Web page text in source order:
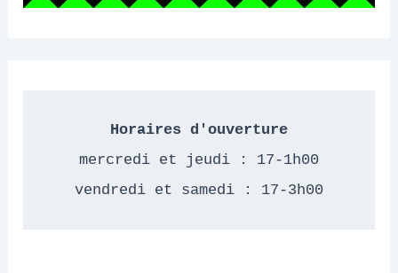
Horaires d'ouverture
mercredi et jeudi : 17-1h00
vendredi et samedi : 17-3h00